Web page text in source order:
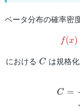
ベータ分布の確率密
f(x)
における C
C は規格化
C =